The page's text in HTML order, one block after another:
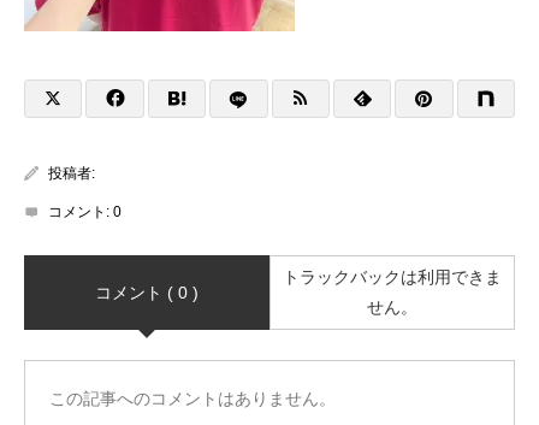
投稿者:
コメント: 0
コメント ( 0 )
トラックバックは利用できま
せん。
この記事へのコメントはありません。